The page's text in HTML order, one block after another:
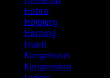
Hobro
Højbjerg
Hørning
Hvam
Kongehuset
Kongensbro